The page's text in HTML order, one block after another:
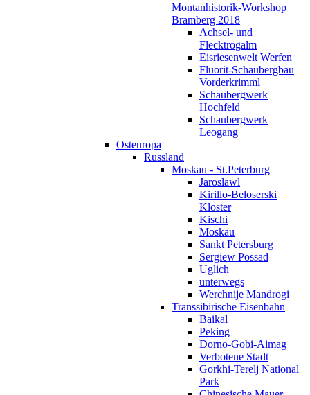
Montanhistorik-Workshop
Bramberg 2018
Achsel- und
Flecktrogalm
Eisriesenwelt Werfen
Fluorit-Schaubergbau
Vorderkrimml
Schaubergwerk
Hochfeld
Schaubergwerk
Leogang
Osteuropa
Russland
Moskau - St.Peterburg
Jaroslawl
Kirillo-Beloserski
Kloster
Kischi
Moskau
Sankt Petersburg
Sergiew Possad
Uglich
unterwegs
Werchnije Mandrogi
Transsibirische Eisenbahn
Baikal
Peking
Dorno-Gobi-Aimag
Verbotene Stadt
Gorkhi-Terelj National
Park